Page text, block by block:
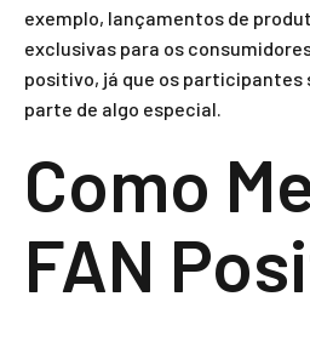
exemplo, lançamentos de
exclusivas para os
positivo, já que os participantes
parte de algo especial.
Como
FAN